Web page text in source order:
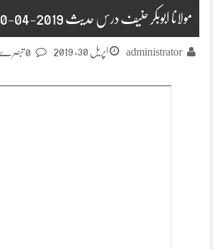
مولانا ابوبکر حنیف درس حدیث 2019-04-30
administrator اپریل 30, 2019